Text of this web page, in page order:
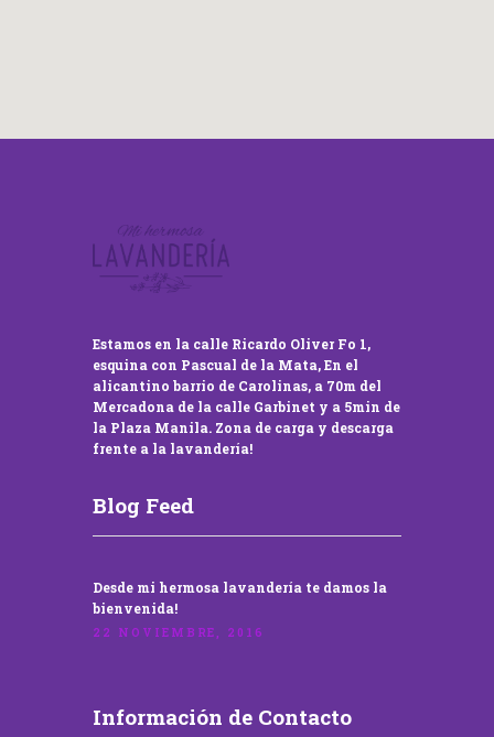
Estamos en la calle Ricardo Oliver Fo 1,
esquina con Pascual de la Mata, En el
alicantino barrio de Carolinas, a 70m del
Mercadona de la calle Garbinet y a 5min de
la Plaza Manila. Zona de carga y descarga
frente a la lavandería!
Blog Feed
Desde mi hermosa lavandería te damos la
bienvenida!
22 NOVIEMBRE, 2016
Información de Contacto